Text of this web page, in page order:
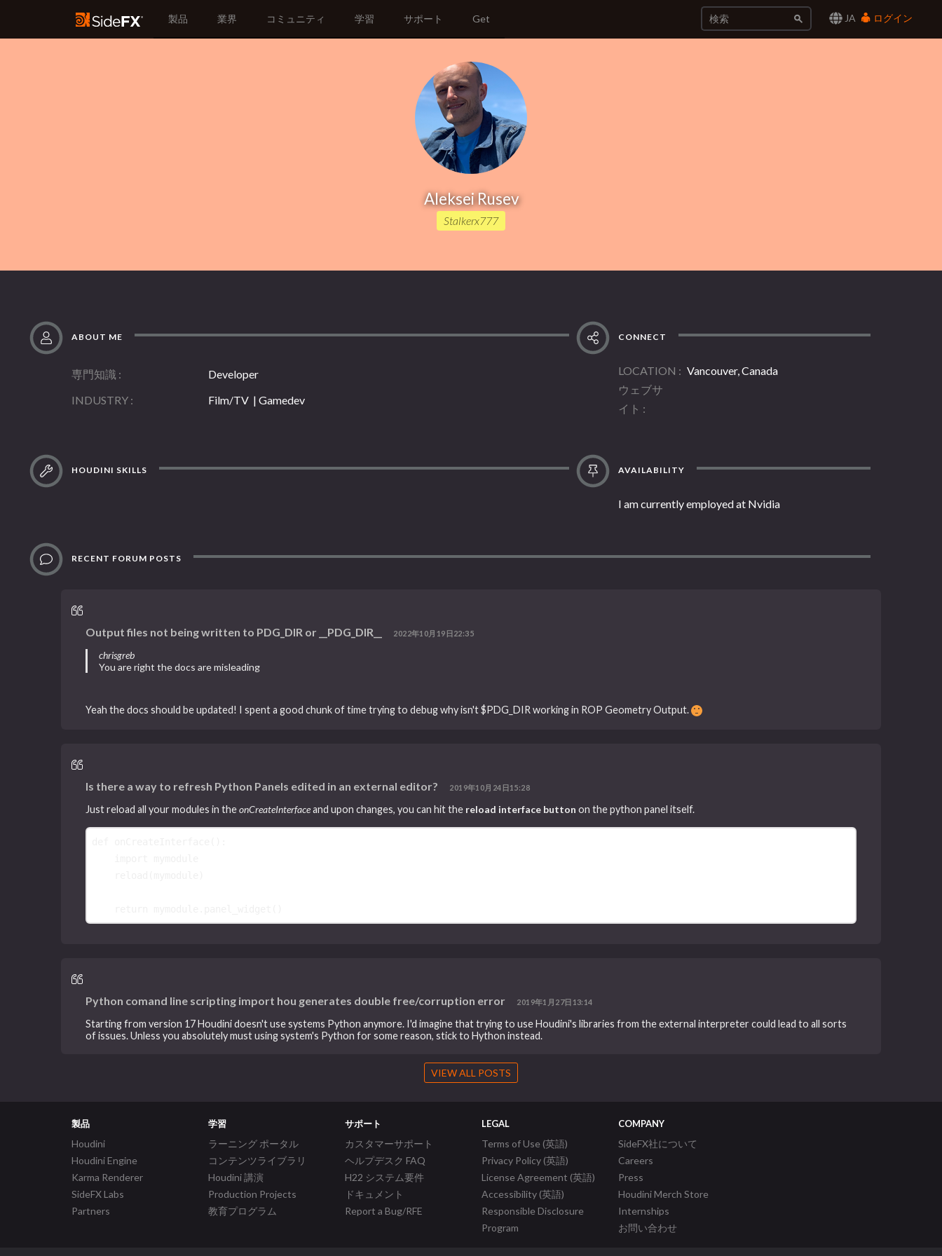
JA ログイン
製品 業界 コミュニティ 学習 サポート Get
Aleksei Rusev
Stalkerx777
ABOUT ME
専門知識
Developer
INDUSTRY
Film/TV | Gamedev
CONNECT
LOCATION
Vancouver, Canada
ウェブサ
イト
HOUDINI SKILLS AVAILABILITY
I am currently employed at Nvidia
RECENT FORUM POSTS
Output files not being written to PDG_DIR or __PDG_DIR__ 2022年10月19日22:35
chrisgreb
You are right the docs are misleading
Yeah the docs should be updated! I spent a good chunk of time trying to debug why isn't $PDG_DIR working in ROP Geometry Output.
Is there a way to refresh Python Panels edited in an external editor? 2019年10月24日15:28
Just reload all your modules in theonCreateInterfaceand upon changes, you can hit the reload interface button on the python panel itself.
Python comand line scripting import hou generates double free/corruption error 2019年1月27日13:14
Starting from version 17 Houdini doesn't use systems Python anymore. I'd imagine that trying to use Houdini's libraries from the external interpreter could lead to all sorts
of issues. Unless you absolutely must using system's Python for some reason, stick to Hython instead.
VIEW ALL POSTS
製品
Houdini
Houdini Engine
Karma Renderer
SideFX Labs
Partners
学習
ラーニング ポータル
コンテンツライブラリ
Houdini 講演
Production Projects
教育プログラム
サポート
カスタマーサポート
ヘルプデスク FAQ
H22 システム要件
ドキュメント
Report a Bug/RFE
LEGAL
Terms of Use (英語)
Privacy Policy (英語)
License Agreement (英語)
Accessibility (英語)
Responsible Disclosure
Program
COMPANY
SideFX社について
Careers
Press
Houdini Merch Store
Internships
お問い合わせ